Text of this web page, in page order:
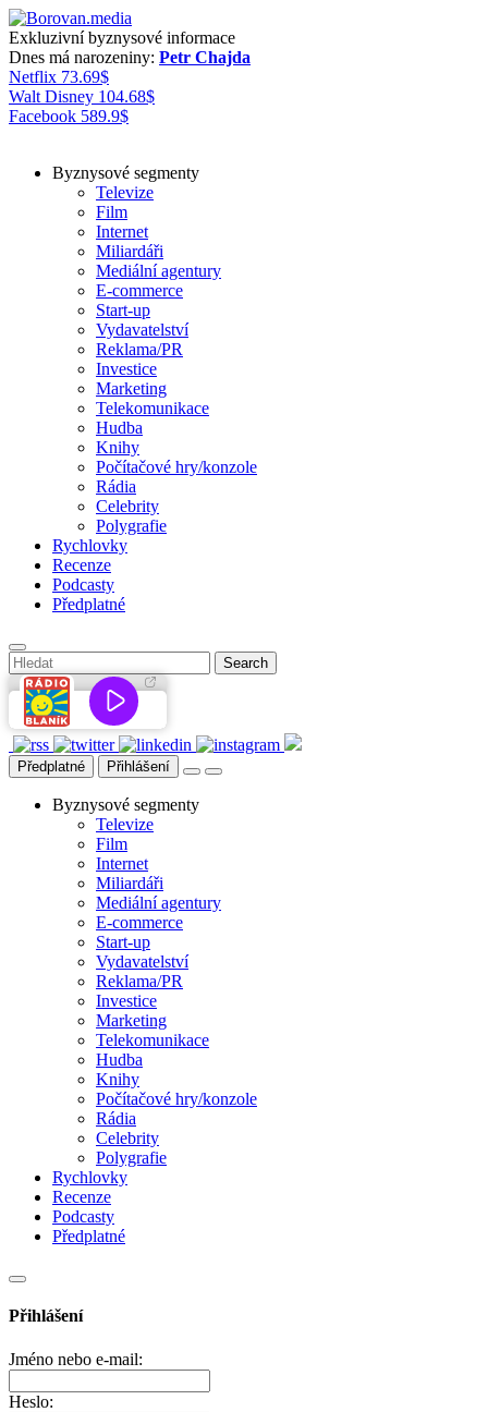
Exkluzivní byznysové informace
Dnes má narozeniny: Petr Chajda
Netflix 73.69$
Walt Disney 104.68$
Facebook 589.9$
Byznysové segmenty
Televize
Film
Internet
Miliardáři
Mediální agentury
E-commerce
Start-up
Vydavatelství
Reklama/PR
Investice
Marketing
Telekomunikace
Hudba
Knihy
Počítačové hry/konzole
Rádia
Celebrity
Polygrafie
Rychlovky
Recenze
Podcasty
Předplatné
Předplatné Přihlášení
Byznysové segmenty
Televize
Film
Internet
Miliardáři
Mediální agentury
E-commerce
Start-up
Vydavatelství
Reklama/PR
Investice
Marketing
Telekomunikace
Hudba
Knihy
Počítačové hry/konzole
Rádia
Celebrity
Polygrafie
Rychlovky
Recenze
Podcasty
Předplatné
Přihlášení
Jméno nebo e-mail:
Heslo: